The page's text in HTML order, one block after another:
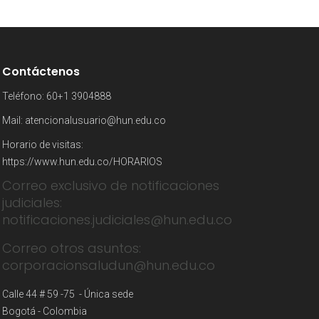
Contáctenos
Teléfono: 60+1 3904888
Mail: atencionalusuario@hun.edu.co
Horario de visitas:
https://www.hun.edu.co/HORARIOS
Correo exclusivo de notificaciones
judiciales:
notificaciones.judiciales@hun.edu.co
Correo otros asuntos:
corporacionsaludun@hun.edu.co
Calle 44 # 59 -75 - Única sede
Bogotá - Colombia